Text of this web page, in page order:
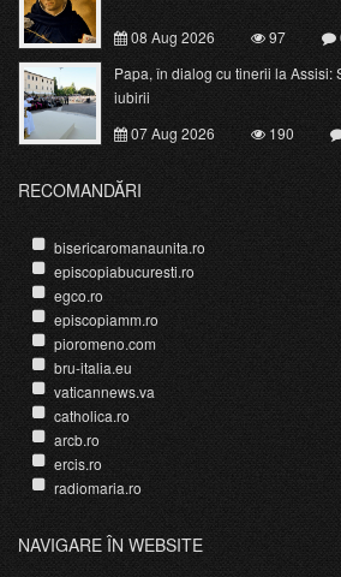
08 Aug 2026 97
Papa, în dialog cu tinerii la Assisi:
iubirii
07 Aug 2026
190
RECOMANDĂRI
bisericaromanaunita.ro
episcopiabucuresti.ro
egco.ro
episcopiamm.ro
pioromeno.com
bru-italia.eu
vaticannews.va
catholica.ro
arcb.ro
ercis.ro
radiomaria.ro
NAVIGARE ÎN WEBSITE